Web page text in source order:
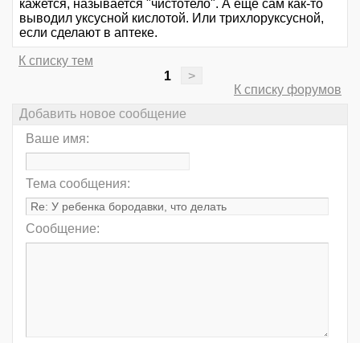
кажется, называется "чистотело". А ещё сам как-то
выводил уксусной кислотой. Или трихлоруксусной,
если сделают в аптеке.
К списку тем
1
>
К списку форумов
Добавить новое сообщение
Ваше имя:
Тема сообщения:
Сообщение: